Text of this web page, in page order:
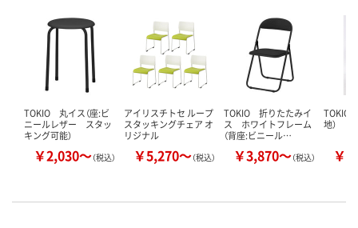
TOKIO 丸イス（座:ビ
ニールレザー スタッ
キング可能）
￥2,030～（税込）
アイリスチトセ ループ
スタッキングチェア オ
リジナル
￥5,270～（税込）
TOKIO 折りたたみイ
ス ホワイトフレーム
（背座:ビニール…
￥3,870～（税込）
TOKIO
地）
￥